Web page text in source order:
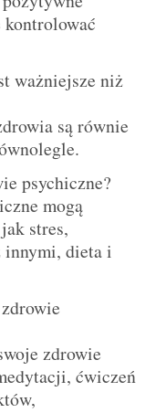
są równie
psychiczne?
mogą
stres,
innymi, dieta i
zdrowie
ćwiczeń